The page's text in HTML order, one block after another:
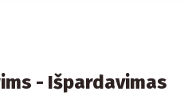
- Išpardavimas